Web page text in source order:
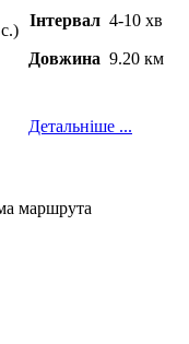
Інтервал 4-10 хв
Довжина 9.20 км
Детальніше ...
маршрута